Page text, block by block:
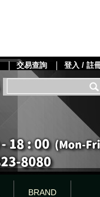
BRAND
交易查詢 登入 / 註